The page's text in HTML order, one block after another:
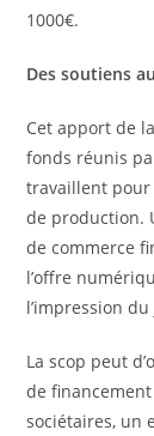
1000€.
Des soutiens
Cet apport de
fonds réunis
travaillent pour
de production.
de commerce
l’offre
l’impression
La scop peut
de
sociétaires, un